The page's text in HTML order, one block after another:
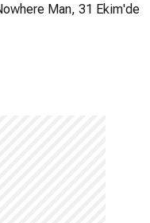
Man, 31 Ekim'de